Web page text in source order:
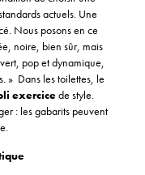
actuels. Une
Nous posons en ce
noire, bien sûr, mais
pop et dynamique,
» Dans les toilettes, le
exercicede style.
: les gabarits peuvent